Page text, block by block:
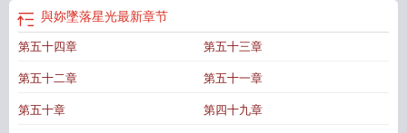
关于坠落星空的句子 与坠落星空有关的网名
河的光
思坠落的星光歌词
與妳墜落星光最新章节
第五十四章 第五十三章
第五十二章 第五十一章
第五十章 第四十九章